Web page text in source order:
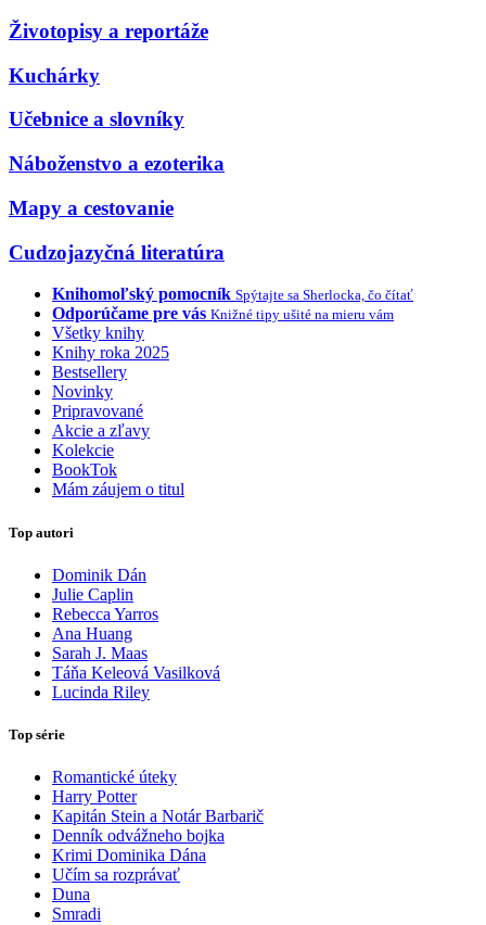
Životopisy a reportáže
Kuchárky
Učebnice a slovníky
Náboženstvo a ezoterika
Mapy a cestovanie
Cudzojazyčná literatúra
Knihomoľský pomocník Spýtajte sa Sherlocka, čo čítať
Odporúčame pre vás Knižné tipy ušité na mieru vám
Všetky knihy
Knihy roka 2025
Bestsellery
Novinky
Pripravované
Akcie a zľavy
Kolekcie
BookTok
Mám záujem o titul
Top autori
Dominik Dán
Julie Caplin
Rebecca Yarros
Ana Huang
Sarah J. Maas
Táňa Keleová Vasilková
Lucinda Riley
Top série
Romantické úteky
Harry Potter
Kapitán Stein a Notár Barbarič
Denník odvážneho bojka
Krimi Dominika Dána
Učím sa rozprávať
Duna
Smradi